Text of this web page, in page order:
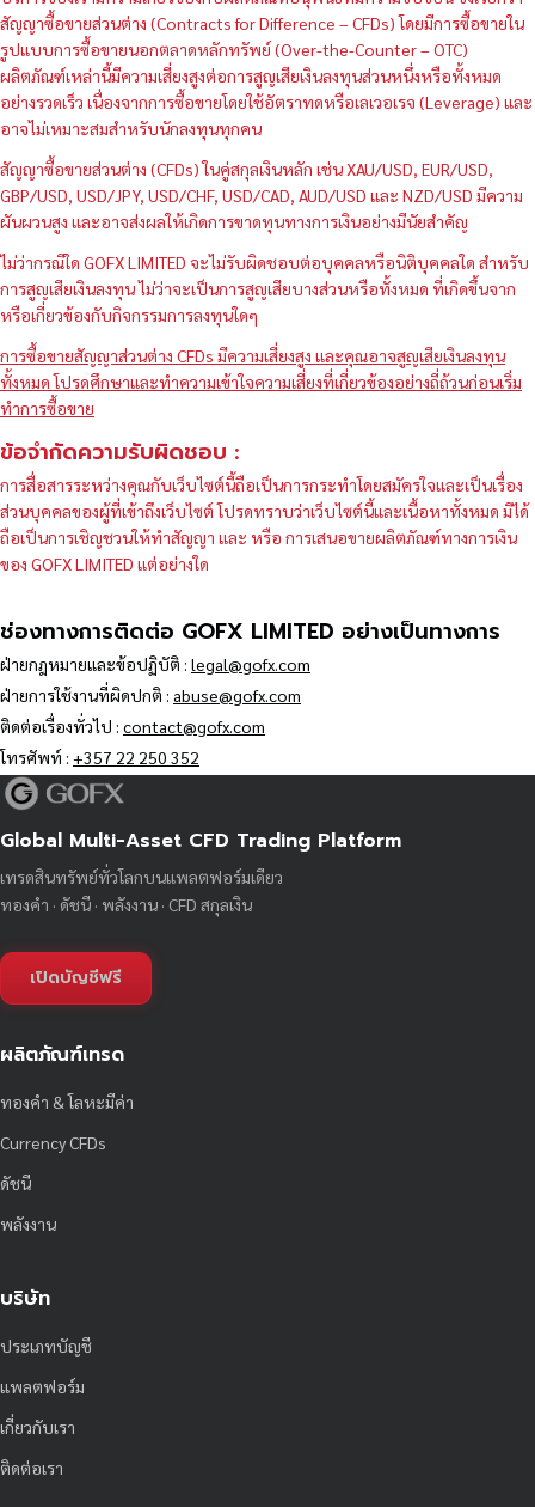
สัญญาซื้อขายส่วนต่าง (Contracts for Difference – CFDs) โดยมีการซื้อขายใน
รูปแบบการซื้อขายนอกตลาดหลักทรัพย์ (Over-the-Counter – OTC)
ผลิตภัณฑ์เหล่านี้มีความเสี่ยงสูงต่อการสูญเสียเงินลงทุนส่วนหนึ่งหรือทั้งหมด
อย่างรวดเร็ว เนื่องจากการซื้อขายโดยใช้อัตราทดหรือเลเวอเรจ (Leverage) และ
อาจไม่เหมาะสมสำหรับนักลงทุนทุกคน
สัญญาซื้อขายส่วนต่าง (CFDs) ในคู่สกุลเงินหลัก เช่น XAU/USD, EUR/USD,
GBP/USD, USD/JPY, USD/CHF, USD/CAD, AUD/USD และ NZD/USD มีความ
ผันผวนสูง และอาจส่งผลให้เกิดการขาดทุนทางการเงินอย่างมีนัยสำคัญ
ไม่ว่ากรณีใด GOFX LIMITED จะไม่รับผิดชอบต่อบุคคลหรือนิติบุคคลใด สำหรับ
การสูญเสียเงินลงทุน ไม่ว่าจะเป็นการสูญเสียบางส่วนหรือทั้งหมด ที่เกิดขึ้นจาก
หรือเกี่ยวข้องกับกิจกรรมการลงทุนใดๆ
การซื้อขายสัญญาส่วนต่าง CFDs มีความเสี่ยงสูง และคุณอาจสูญเสียเงินลงทุน
ทั้งหมด โปรดศึกษาและทำความเข้าใจความเสี่ยงที่เกี่ยวข้องอย่างถี่ถ้วนก่อนเริ่ม
ทำการซื้อขาย
ข้อจำกัดความรับผิดชอบ :
การสื่อสารระหว่างคุณกับเว็บไซต์นี้ถือเป็นการกระทำโดยสมัครใจและเป็นเรื่อง
ส่วนบุคคลของผู้ที่เข้าถึงเว็บไซต์ โปรดทราบว่าเว็บไซต์นี้และเนื้อหาทั้งหมด มิได้
ถือเป็นการเชิญชวนให้ทำสัญญา และ หรือ การเสนอขายผลิตภัณฑ์ทางการเงิน
ของ GOFX LIMITED แต่อย่างใด
ช่องทางการติดต่อ GOFX LIMITED อย่างเป็นทางการ
ฝ่ายกฎหมายและข้อปฏิบัติ : legal@gofx.com
ฝ่ายการใช้งานที่ผิดปกติ : abuse@gofx.com
ติดต่อเรื่องทั่วไป : contact@gofx.com
โทรศัพท์ : +357 22 250 352
Global Multi-Asset CFD Trading Platform
เทรดสินทรัพย์ทั่วโลกบนแพลตฟอร์มเดียว
ทองคำ · ดัชนี · พลังงาน · CFD สกุลเงิน
เปิดบัญชีฟรี
ผลิตภัณฑ์เทรด
ทองคำ & โลหะมีค่า
Currency CFDs
ดัชนี
พลังงาน
บริษัท
ประเภทบัญชี
แพลตฟอร์ม
เกี่ยวกับเรา
ติดต่อเรา